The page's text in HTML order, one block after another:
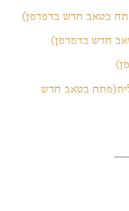
בטאב חדש בדפדפן)
חדש בדפדפן)
(פתח בטאב חדש